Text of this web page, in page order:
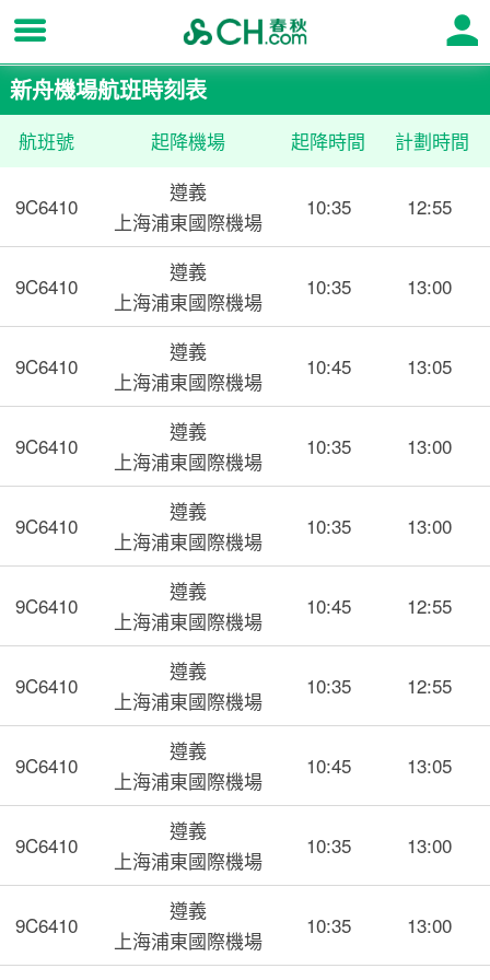
新舟機場航班時刻表
航班號 起降機場 起降時間 計劃時間
9C6410
遵義
上海浦東國際機場
10:35 12:55
9C6410
遵義
上海浦東國際機場
10:35 13:00
9C6410
遵義
上海浦東國際機場
10:45 13:05
9C6410
遵義
上海浦東國際機場
10:35 13:00
9C6410
遵義
上海浦東國際機場
10:35 13:00
9C6410
遵義
上海浦東國際機場
10:45 12:55
9C6410
遵義
上海浦東國際機場
10:35 12:55
9C6410
遵義
上海浦東國際機場
10:45 13:05
9C6410
遵義
上海浦東國際機場
10:35 13:00
9C6410
遵義
上海浦東國際機場
10:35 13:00